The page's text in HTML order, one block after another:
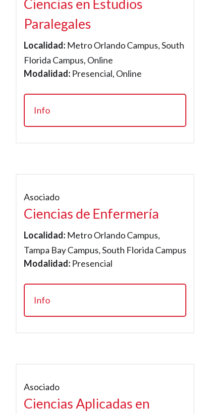
Ciencias en Estudios
Paralegales
Localidad: Metro Orlando Campus, South
Florida Campus, Online
Modalidad: Presencial, Online
Info
Asociado
Ciencias de Enfermería
Localidad: Metro Orlando Campus,
Tampa Bay Campus, South Florida Campus
Modalidad: Presencial
Info
Asociado
Ciencias Aplicadas en